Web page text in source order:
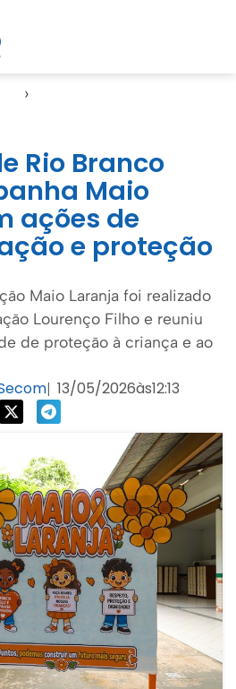
›
Rio Branco
Maio
ações de
e proteção
Maio Laranja foi realizado
Lourenço Filho e reuniu
de proteção à criança e ao
| 13/05/2026às12:13